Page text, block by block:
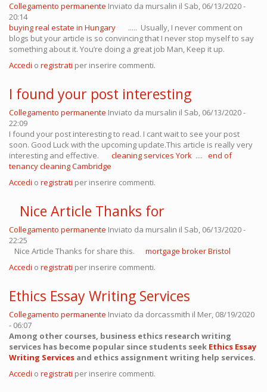
Collegamento permanente Inviato da mursalin il Sab, 06/13/2020 -
20:14
buying real estate in Hungary
..... Usually, I never comment on
blogs but your article is so convincing that I never stop myself to say
something about it. You’re doing a great job Man, Keep it up.
Accedi o registrati per inserire commenti.
I found your post interesting
Collegamento permanente Inviato da mursalin il Sab, 06/13/2020 -
22:09
I found your post interesting to read. I cant wait to see your post
soon. Good Luck with the upcoming update.This article is really very
interesting and effective. cleaning services York .... end of
tenancy cleaning Cambridge
Accedi o registrati per inserire commenti.
Nice Article Thanks for
Collegamento permanente Inviato da mursalin il Sab, 06/13/2020 -
22:25
Nice Article Thanks for share this. mortgage broker Bristol
Accedi o registrati per inserire commenti.
Ethics Essay Writing Services
Collegamento permanente Inviato da dorcassmith il Mer, 08/19/2020
- 06:07
Among other courses, business ethics research writing
services has become popular since students seek Ethics Essay
Writing Services and ethics assignment writing help services.
Accedi o registrati per inserire commenti.